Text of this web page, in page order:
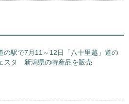
の駅で7月11～12日「八十里越」道の
スタ 新潟県の特産品を販売